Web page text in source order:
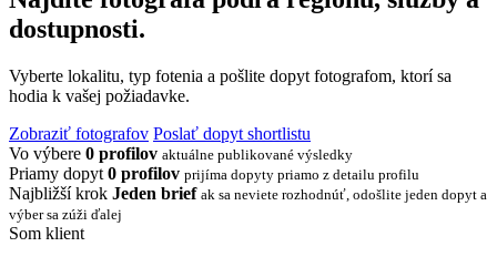
dostupnosti.
Vyberte lokalitu, typ fotenia a pošlite dopyt fotografom, ktorí sa
hodia k vašej požiadavke.
Zobraziť fotografov Poslať dopyt shortlistu
Vo výbere 0 profilov aktuálne publikované výsledky
Priamy dopyt 0 profilov prijíma dopyty priamo z detailu profilu
Najbližší krok Jeden brief ak sa neviete rozhodnúť, odošlite jeden dopyt a
výber sa zúži ďalej
Som klient